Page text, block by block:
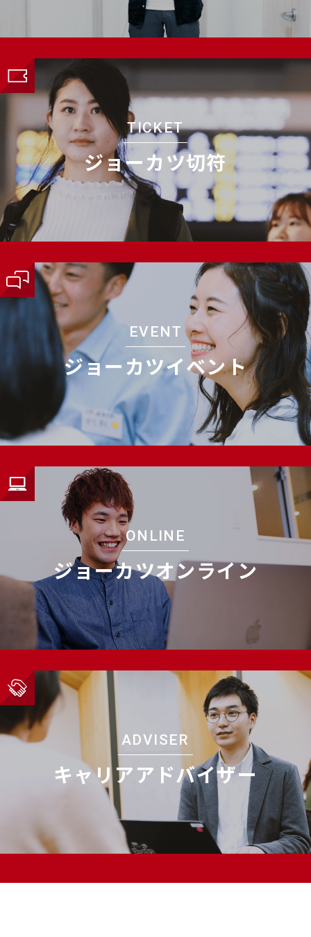
TICKET
ジョーカツ切符
EVENT
ジョーカツイベント
ONLINE
ジョーカツオンライン
ADVISER
キャリアアドバイザー